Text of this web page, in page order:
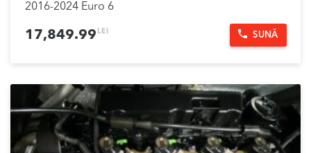
2016-2024 Euro 6
17,849.99 LEI SUNĂ